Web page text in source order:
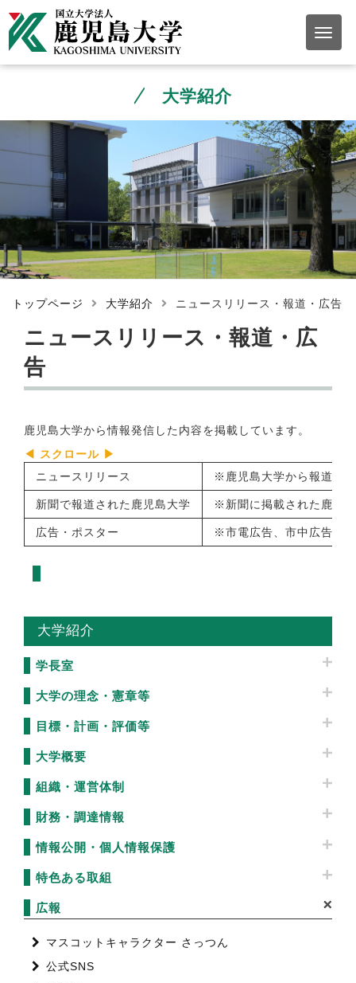
大学紹介
トップページ 大学紹介 ニュースリリース・報道・広告
ニュースリリース・報道・広
告
鹿児島大学から情報発信した内容を掲載しています。
ニュースリリース ※鹿児島大学から報道機
新聞で報道された鹿児島大学 ※新聞に掲載された鹿児
広告・ポスター ※市電広告、市中広告・
大学紹介
学長室
大学の理念・憲章等
目標・計画・評価等
大学概要
組織・運営体制
財務・調達情報
情報公開・個人情報保護
特色ある取組
広報
マスコットキャラクター さっつん
公式SNS